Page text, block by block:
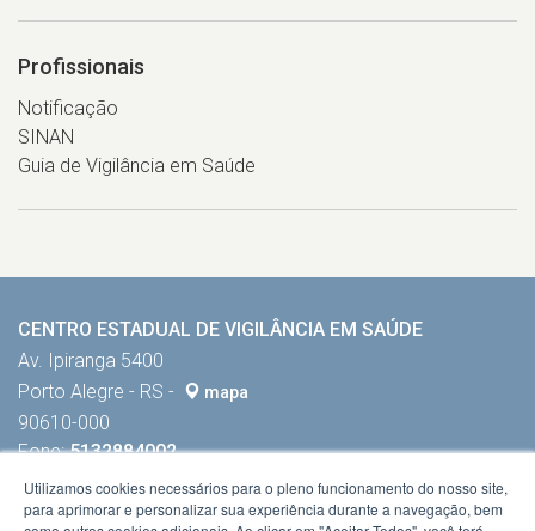
Profissionais
Notificação
SINAN
Guia de Vigilância em Saúde
CENTRO ESTADUAL DE VIGILÂNCIA EM SAÚDE
Av. Ipiranga 5400
Porto Alegre - RS -
mapa
90610-000
Fone:5132884002
Utilizamos cookies necessários para o pleno funcionamento do nosso site,
para aprimorar e personalizar sua experiência durante a navegação, bem